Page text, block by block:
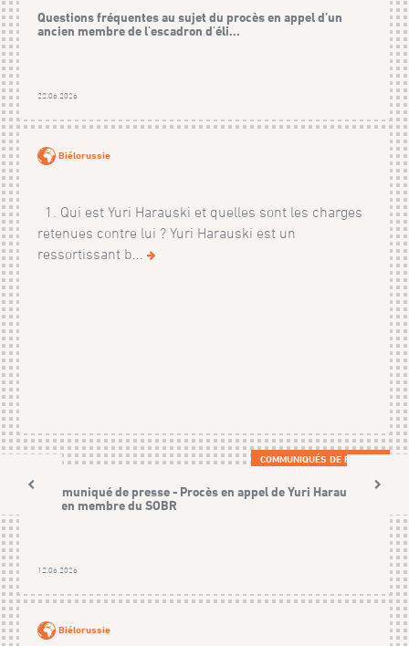
Questions fréquentes au sujet du procès en appel d’un
ancien membre de l'escadron d'éli...
22.06.2026
Biélorussie
1. Qui est Yuri Harauski et quelles sont les charges
retenues contre lui ? Yuri Harauski est un
ressortissant b...
COMMUNIQUÉS DE PRESSE
Communiqué de presse - Procès en appel de Yuri Harauski,
ancien membre du SOBR
12.06.2026
Biélorussie